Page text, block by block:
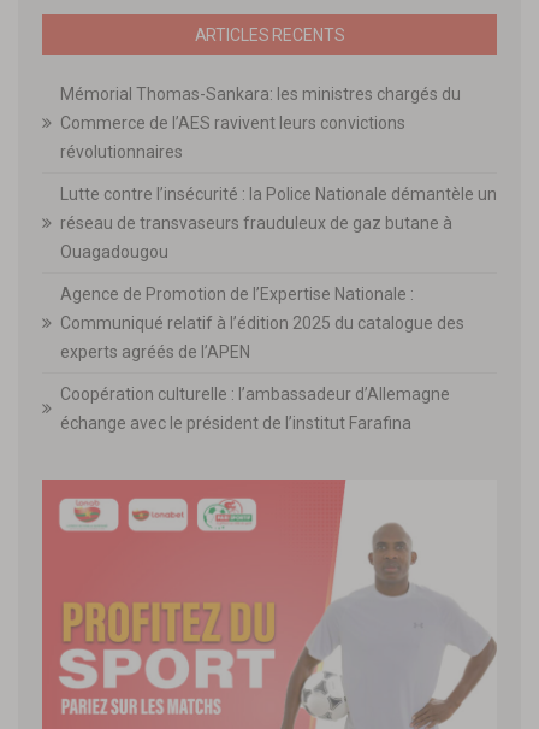
ARTICLES RECENTS
Mémorial Thomas-Sankara: les ministres chargés du
Commerce de l’AES ravivent leurs convictions
révolutionnaires
Lutte contre l’insécurité : la Police Nationale démantèle un
réseau de transvaseurs frauduleux de gaz butane à
Ouagadougou
Agence de Promotion de l’Expertise Nationale :
Communiqué relatif à l’édition 2025 du catalogue des
experts agréés de l’APEN
Coopération culturelle : l’ambassadeur d’Allemagne
échange avec le président de l’institut Farafina